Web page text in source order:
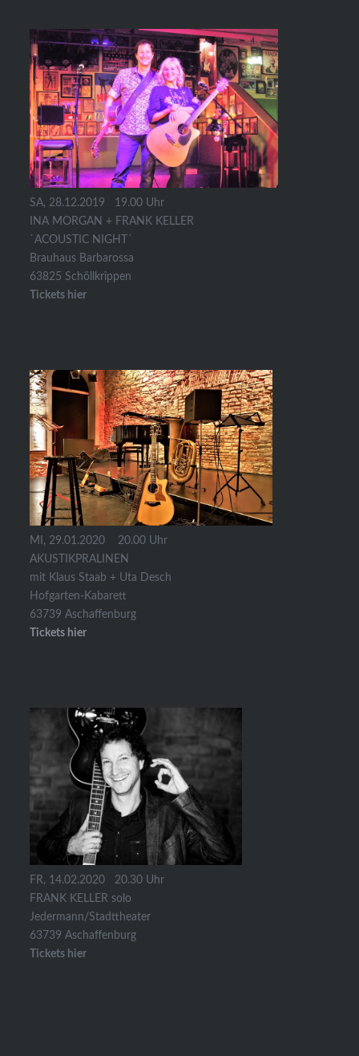
SA, 28.12.2019 19.00 Uhr
INA MORGAN + FRANK KELLER
`ACOUSTIC NIGHT´
Brauhaus Barbarossa
63825 Schöllkrippen
Tickets hier
MI, 29.01.2020 20.00 Uhr
AKUSTIKPRALINEN
mit Klaus Staab + Uta Desch
Hofgarten-Kabarett
63739 Aschaffenburg
Tickets hier
FR, 14.02.2020 20.30 Uhr
FRANK KELLER solo
Jedermann/Stadttheater
63739 Aschaffenburg
Tickets hier